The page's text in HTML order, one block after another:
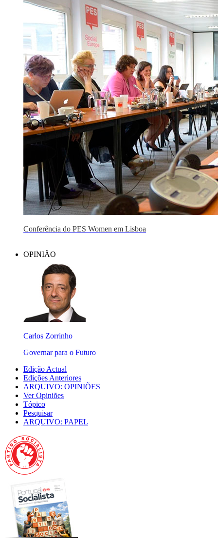
Conferência do PES Women em Lisboa
OPINIÃO
Carlos Zorrinho
Governar para o Futuro
Edição Actual
Edições Anteriores
ARQUIVO: OPINIÕES
Ver Opiniões
Tópico
Pesquisar
ARQUIVO: PAPEL